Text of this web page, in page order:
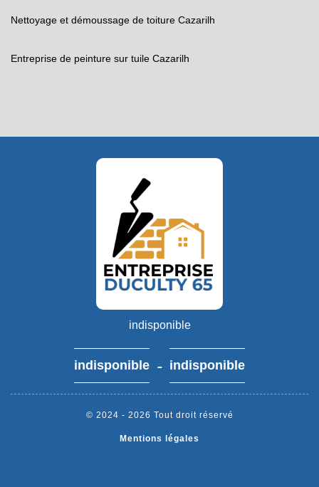
Nettoyage et démoussage de toiture Cazarilh
Entreprise de peinture sur tuile Cazarilh
indisponible
indisponible - indisponible
© 2024 - 2026 Tout droit réservé
Mentions légales